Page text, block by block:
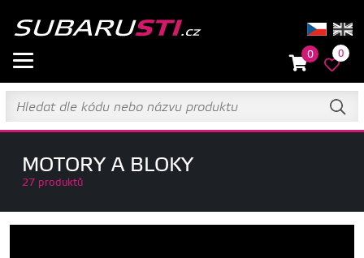
0 0
MOTORY A BLOKY
27 produktů